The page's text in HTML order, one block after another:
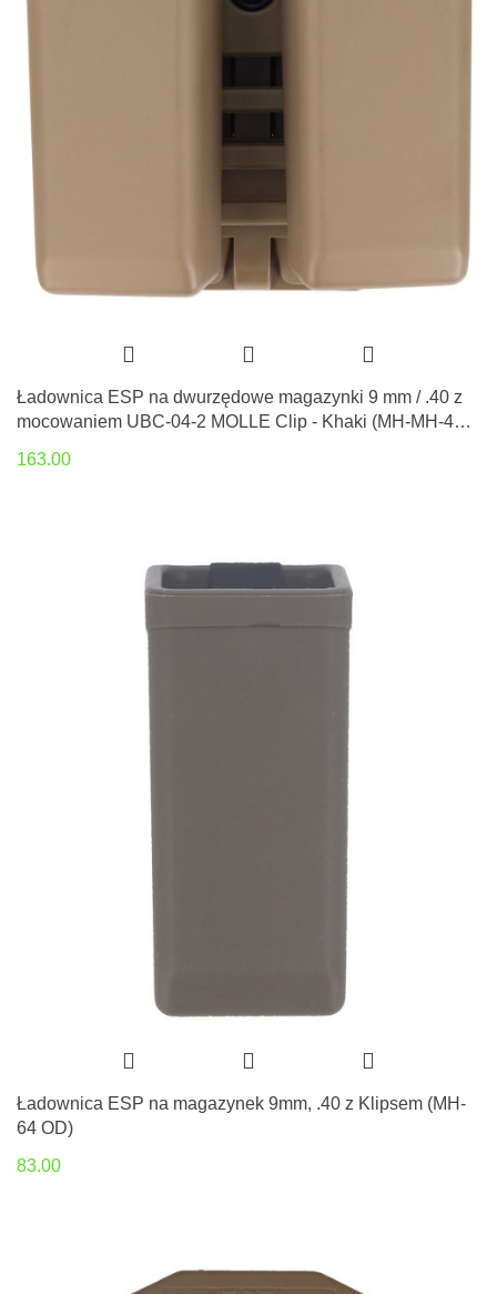
Ładownica ESP na dwurzędowe magazynki 9 mm / .40 z
mocowaniem UBC-04-2 MOLLE Clip - Khaki (MH-MH-44
163.00
Ładownica ESP na magazynek 9mm, .40 z Klipsem (MH-
64 OD)
83.00